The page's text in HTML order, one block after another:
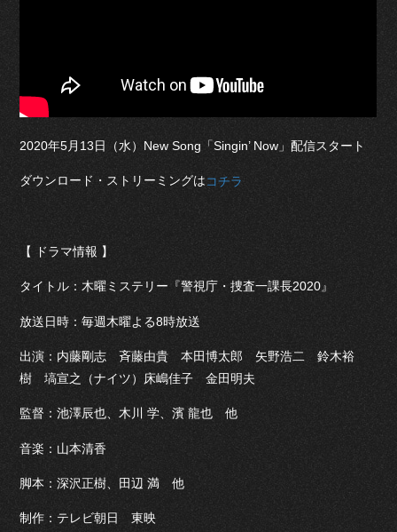
2020年5月13日（水）New Song「Singin’ Now」配信スタート
ダウンロード・ストリーミングはコチラ
【 ドラマ情報 】
タイトル：木曜ミステリー『警視庁・捜査一課長2020』
放送日時：毎週木曜よる8時放送
出演：内藤剛志 斉藤由貴 本田博太郎 矢野浩二 鈴木裕
樹 塙宣之（ナイツ）床嶋佳子 金田明夫
監督：池澤辰也、木川 学、濱 龍也 他
音楽：山本清香
脚本：深沢正樹、田辺 満 他
制作：テレビ朝日 東映